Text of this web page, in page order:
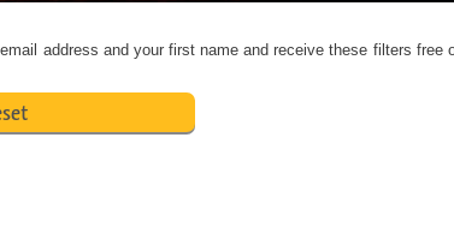
address and your first name and receive these filters free